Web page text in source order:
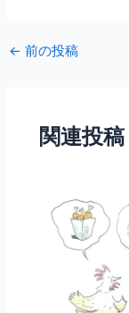
c
e
o
o
← 前の投稿
関連投稿